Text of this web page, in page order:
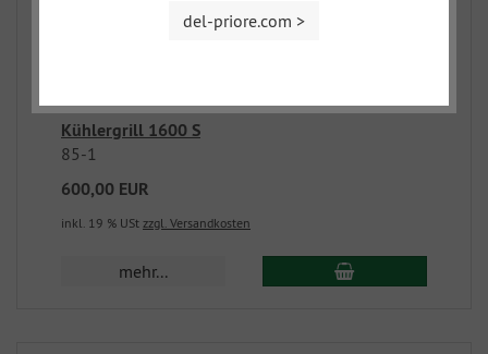
Kühlergrill 1600 S
85-1
600,00 EUR
inkl. 19 % USt zzgl. Versandkosten
mehr...
del-priore.com >